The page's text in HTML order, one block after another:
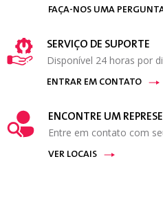
FAÇA-NOS UMA
SERVIÇO DE SUPORTE
Disponível 24 horas por
ENTRAR EM CONTATO
ENCONTRE UM
Entre em contato com
VER LOCAIS